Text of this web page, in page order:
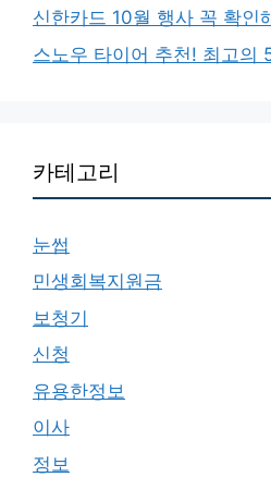
신한카드 10월 행사 꼭 확인
스노우 타이어 추천! 최고의
카테고리
눈썹
민생회복지원금
보청기
신청
유용한정보
이사
정보